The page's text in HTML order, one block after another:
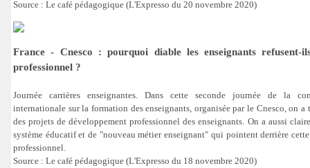
Source : Le café pédagogique (L'Expresso du 20 novembre 2020)
France - Cnesco : pourquoi diable les enseignants refusent-
professionnel ?
Journée carrières enseignantes. Dans cette seconde journée de la
internationale sur la formation des enseignants, organisée par le Cnesco, on
des projets de développement professionnel des enseignants. On a aussi
système éducatif et de "nouveau métier enseignant" qui pointent derrière
professionnel.
Source : Le café pédagogique (L'Expresso du 18 novembre 2020)